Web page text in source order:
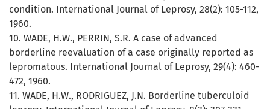
condition. International Journal of Leprosy, 28(2): 105-112,
1960.
10. WADE, H.W., PERRIN, S.R. A case of advanced
borderline reevaluation of a case originally reported as
lepromatous. International Journal of Leprosy, 29(4): 460-
472, 1960.
11. WADE, H.W., RODRIGUEZ, J.N. Borderline tuberculoid